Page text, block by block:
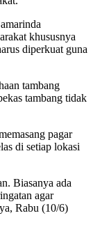
khususnya
diperkuat guna
tambang
tambang tidak
pagar
di setiap lokasi
Biasanya ada
agar
Rabu (10/6)